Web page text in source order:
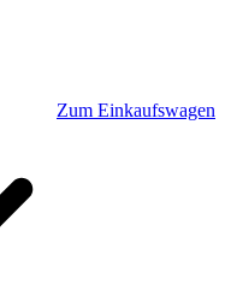
Zum Einkaufswagen